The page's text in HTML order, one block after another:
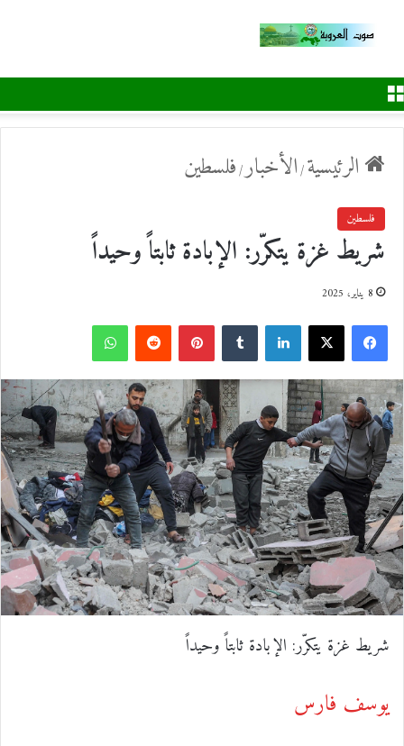
الرئيسية/الأخبار/فلسطين
فلسطين
شريط غزة يتكرّر: الإبادة ثابتاً وحيداً
8 يناير، 2025
ي
س
ب
و
ك
X
ي
ن
ك
د
إ
ن
T
u
m
b
l
r
ي
ن
ت
ي
ر
ي
R
e
d
d
i
t
ا
ت
س
ا
ب
شريط غزة يتكرّر: الإبادة ثابتاً وحيداً
يوسف فارس